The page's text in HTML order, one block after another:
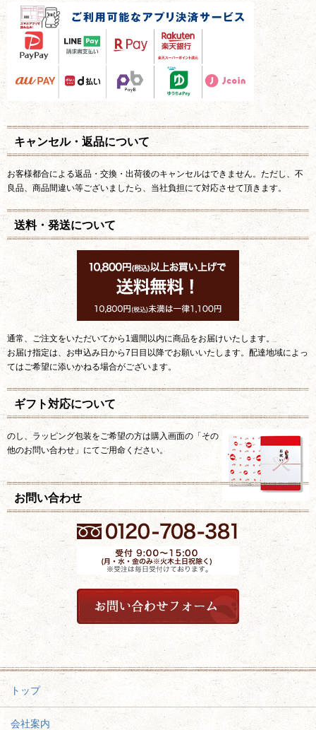
キャンセル・返品について
お客様都合による返品・交換・出荷後のキャンセルはできません。ただし、不
良品、商品間違い等ございましたら、当社負担にて対応させて頂きます。
送料・発送について
通常、ご注文をいただいてから1週間以内に商品をお届けいたします。
お届け指定は、お申込み日から7日目以降でお願いいたします。配達地域によっ
てはご希望に添いかねる場合がございます。
ギフト対応について
のし、ラッピング包装をご希望の方は購入画面の「その
他のお問い合わせ」にてご用命ください。
お問い合わせ
トップ
会社案内